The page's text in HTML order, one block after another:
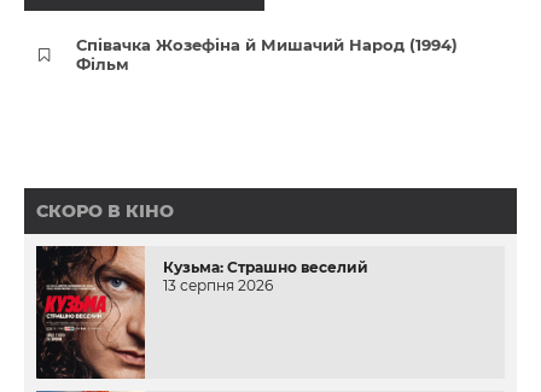
Співачка Жозефіна й Мишачий Народ (1994)
Фільм
СКОРО В КІНО
Кузьма: Страшно веселий
13 серпня 2026